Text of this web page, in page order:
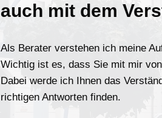
auch mit dem
Als Berater verstehen ich meine
Wichtig ist es, dass Sie mit mir
Dabei werde ich Ihnen das
richtigen Antworten finden.